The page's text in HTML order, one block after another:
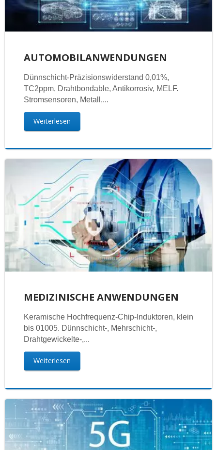
AUTOMOBILANWENDUNGEN
Dünnschicht-Präzisionswiderstand 0,01%,
TC2ppm, Drahtbondable, Antikorrosiv, MELF.
Stromsensoren, Metall,...
Weiterlesen
MEDIZINISCHE ANWENDUNGEN
Keramische Hochfrequenz-Chip-Induktoren, klein
bis 01005. Dünnschicht-, Mehrschicht-,
Drahtgewickelte-,...
Weiterlesen